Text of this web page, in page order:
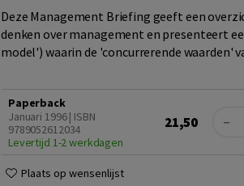
Deze Management Briefing geeft een
denken over management en presenteert
model') waarin de 'concurrerende waarden'
Paperback
Januari 1996 | ISBN
9789052612034
Levertijd 1-2 werkdagen
21,50 −
Plaats op wensenlijst